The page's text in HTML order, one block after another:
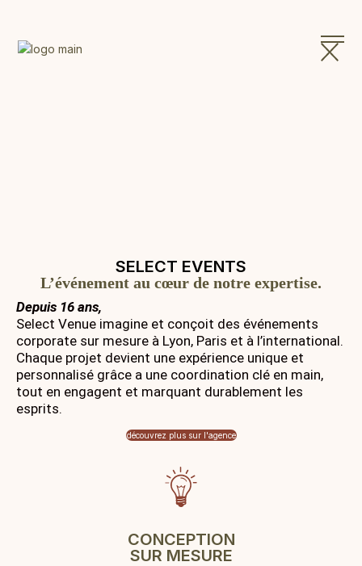
SELECT EVENTS
L’événement au cœur de notre expertise.
Depuis 16 ans,
Select Venue imagine et conçoit des événements
corporate sur mesure à Lyon, Paris et à l’international.
Chaque projet devient une expérience unique et
personnalisé grâce a une coordination clé en main,
tout en engagent et marquant durablement les
esprits.
découvrez plus sur l'agence
CONCEPTION
SUR MESURE